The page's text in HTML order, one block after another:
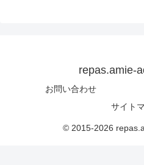
repas.amie-
お問い合わせ
サイト
© 2015-2026